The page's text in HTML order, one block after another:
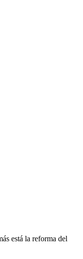
está la reforma del